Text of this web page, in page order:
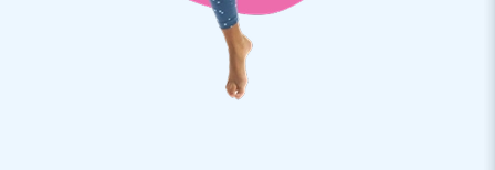
uitstekend presenteren. Onze designers, ontwikkelaars en
logistiek medewerkers leveren bijvoorbeeld unieke
opblaasbare podia. En je bent altijd verzekerd van onze
professionele service en levering. Daarom noemen ze ons